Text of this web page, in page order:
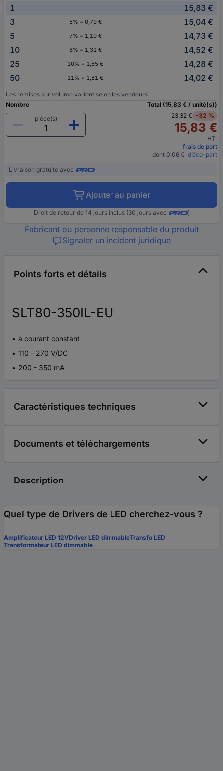
1 -
15,83 €
3
5% = 0,79 €
15,04 €
5
7% = 1,10 €
14,73 €
10
8% = 1,31 €
14,52 €
25
10% = 1,55 €
14,28 €
50
11% = 1,81 € 14,02 €
Les remises sur volume varient selon les vendeurs
Nombre
pièce(s)
Total (15,83 € / unité(s))
23,32 € -32 %
15,83 €
HT
frais de port
dont 0,06 € d’éco-part
Livraison gratuite avec
Ajouter au panier
Droit de retour de 14 jours inclus (30 jours avec )
Fabricant ou personne responsable du produit
Signaler un incident juridique
Points forts et détails
SLT80-350IL-EU
à courant constant
110 - 270 V/DC
200 - 350 mA
Caractéristiques techniques
Documents et téléchargements
Description
Quel type de Drivers de LED cherchez-vous ?
Amplificateur LED 12VDriver LED dimmableTransfo LED
Transformateur LED dimmable